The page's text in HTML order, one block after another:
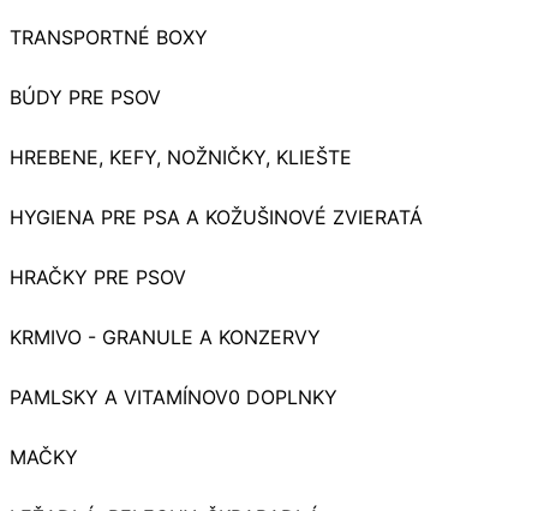
TRANSPORTNÉ BOXY
BÚDY PRE PSOV
HREBENE, KEFY, NOŽNIČKY, KLIEŠTE
HYGIENA PRE PSA A KOŽUŠINOVÉ ZVIERATÁ
HRAČKY PRE PSOV
KRMIVO - GRANULE A KONZERVY
PAMLSKY A VITAMÍNOV0 DOPLNKY
MAČKY